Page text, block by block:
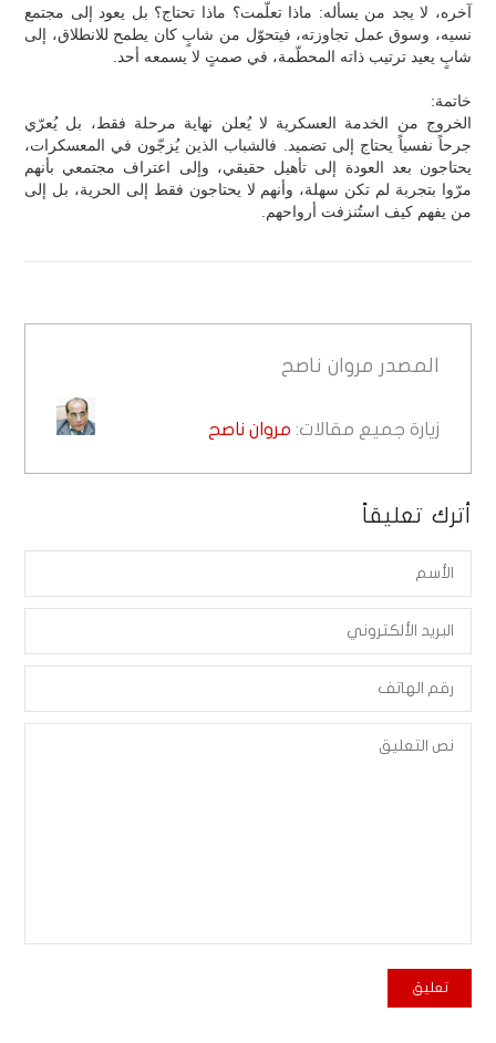
آخره، لا يجد من يسأله: ماذا تعلّمت؟ ماذا تحتاج؟ بل يعود إلى مجتمع
نسيه، وسوق عمل تجاوزته، فيتحوّل من شابٍ كان يطمح للانطلاق، إلى
شابٍ يعيد ترتيب ذاته المحطّمة، في صمتٍ لا يسمعه أحد.
خاتمة:
الخروج من الخدمة العسكرية لا يُعلن نهاية مرحلة فقط، بل يُعرّي
جرحاً نفسياً يحتاج إلى تضميد. فالشباب الذين يُزجّون في المعسكرات،
يحتاجون بعد العودة إلى تأهيل حقيقي، وإلى اعتراف مجتمعي بأنهم
مرّوا بتجربة لم تكن سهلة، وأنهم لا يحتاجون فقط إلى الحرية، بل إلى
من يفهم كيف استُنزفت أرواحهم.
المصدر مروان ناصح
زيارة جميع مقالات: مروان ناصح
أترك تعليقاً